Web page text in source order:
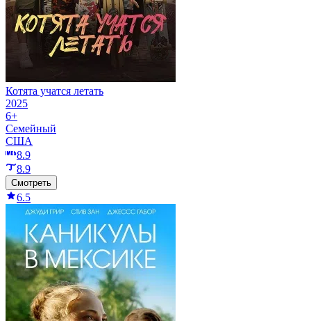
Котята учатся летать
2025
6+
Семейный
США
8.9
8.9
Смотреть
6.5